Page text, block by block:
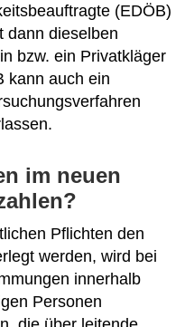
(EDÖB)
dann dieselben
bzw. ein Privatkläger
kann auch ein
im neuen
Pflichten den
werden, wird bei
innerhalb
Personen